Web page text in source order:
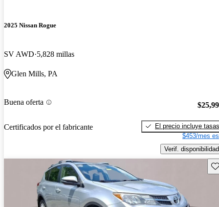
2025 Nissan Rogue
SV AWD 5,828 millas
Glen Mills, PA
Buena oferta
Certificados por el fabricante
El precio incluye tasas
$453/mes
Verif. disponibilidad